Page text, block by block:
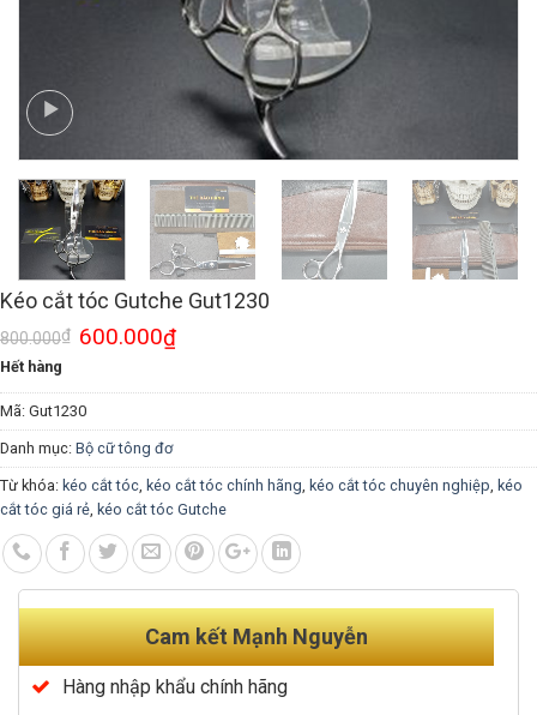
Kéo cắt tóc Gutche Gut1230
800.000₫ 600.000₫
Hết hàng
Mã: Gut1230
Danh mục: Bộ cữ tông đơ
Từ khóa: kéo cắt tóc kéo cắt tóc chính hãng kéo cắt tóc chuyên nghiệp kéo
cắt tóc giá rẻ kéo cắt tóc Gutche
Cam kết Mạnh Nguyễn
Hàng nhập khẩu chính hãng